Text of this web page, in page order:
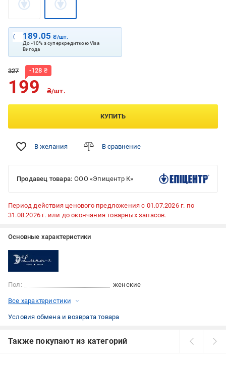
189.05₴/шт.
До -10% з суперкредиткою Visa
Вигода
327 -128 ₴
199 ₴/шт.
КУПИТЬ
В желания В сравнение
Продавец товара: ООО «Эпицентр К»
Период действия ценового предложения с 01.07.2026 г. по
31.08.2026 г. или до окончания товарных запасов.
Основные характеристики
Пол: женские
Все характеристики
Условия обмена и возврата товара
Также покупают из категорий